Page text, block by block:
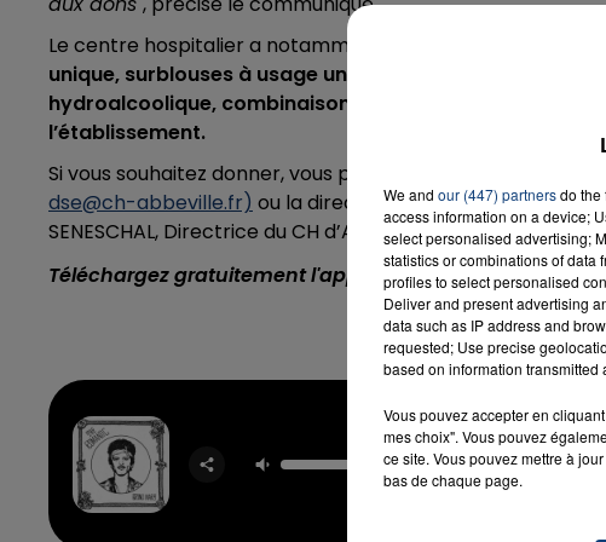
Le centre hospitalier a notamment besoin des matériels
unique, surblouses à usage unique, charlottes, tabliers
hydroalcoolique, combinaisons ou combinaisons de
l’établissement.
Si vous souhaitez donner, vous pouvez contacter la
dse@ch-abbeville.fr) ou la direction de l'hôpital (Contact
SENESCHAL, Directrice du CH d’Abbeville / mail :
Téléchargez gratuitement l'application Contact FM sur
I Just Might
BRUNO MARS
We and our (447) partnersdo the
access information on a device;
select personalised advertising;
statistics or combinations of data
profiles to select personalised
Deliver and present advertising
data such as IP address and
requested; Use precise
based on information transmitted
Vous pouvez accepter en
mes choix". Vous pouvez
ce site. Vous pouvez mettre à
bas de chaque page.